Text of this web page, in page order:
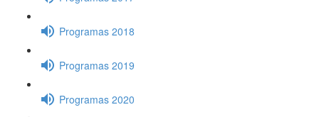
Programas 2018
Programas 2019
Programas 2020